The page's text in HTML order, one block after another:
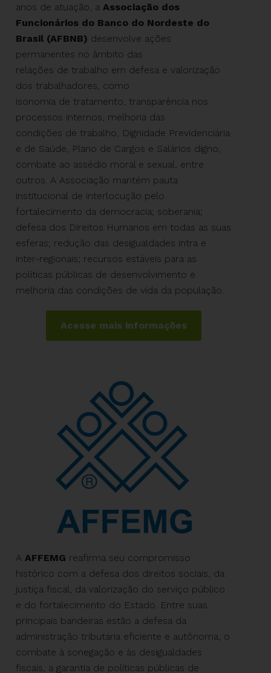
anos de atuação, a Associação dos
Funcionários do Banco do Nordeste do
Brasil (AFBNB) desenvolve ações
permanentes no âmbito das
relações de trabalho em defesa e valorização
dos trabalhadores, como
isonomia de tratamento, transparência nos
processos internos, melhoria das
condições de trabalho, Dignidade Previdenciária
e de Saúde , Plano de Cargos e Salários digno,
combate ao assédio moral e sexual, entre
outros. A Associação mantém pauta
institucional de interlocução pelo
fortalecimento da democracia; soberania;
defesa dos Direitos Humanos em todas as suas
esferas; redução das desigualdades intra e
inter-regionais; recursos estáveis para as
políticas públicas de desenvolvimento e
melhoria das condições de vida da população.
Acesse mais informações
A AFFEMG reafirma seu compromisso
histórico com a defesa dos direitos sociais, da
justiça fiscal, da valorização do serviço público
e do fortalecimento do Estado. Entre suas
principais bandeiras estão a defesa da
administração tributária eficiente e autônoma, o
combate à sonegação e às desigualdades
fiscais, a garantia de políticas públicas de